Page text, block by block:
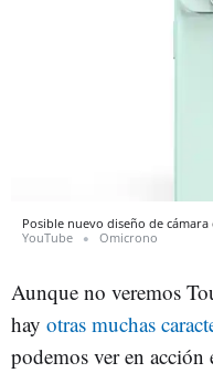
Posible nuevo diseño de cámara
YouTube
Omicrono
Aunque no veremos
hay otras muchas
podemos ver en acción